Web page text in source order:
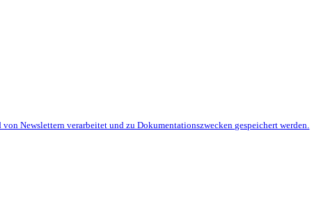
Newslettern verarbeitet und zu Dokumentationszwecken gespeichert werden.